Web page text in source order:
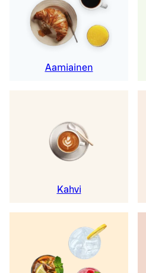
Aamiainen
Kahvi